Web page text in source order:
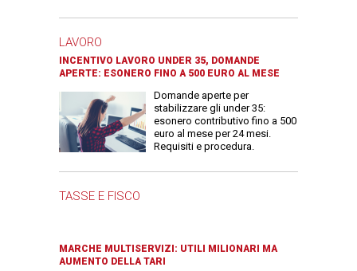
LAVORO
INCENTIVO LAVORO UNDER 35, DOMANDE
APERTE: ESONERO FINO A 500 EURO AL MESE
Domande aperte per
stabilizzare gli under 35:
esonero contributivo fino a 500
euro al mese per 24 mesi.
Requisiti e procedura.
TASSE E FISCO
MARCHE MULTISERVIZI: UTILI MILIONARI MA
AUMENTO DELLA TARI